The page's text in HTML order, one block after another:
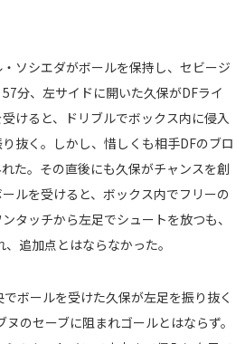
ソシエダがボールを保持し、セビージ
分、左サイドに開いた久保がDFライ
けると、ドリブルでボックス内に侵入
抜く。しかし、惜しくも相手DFのブロ
た。その直後にも久保がチャンスを創
ルを受けると、ボックス内でフリーの
タッチから左足でシュートを放つも、
追加点とはならなかった。
ボールを受けた久保が左足を振り抜く
のセーブに阻まれゴールとはならず。